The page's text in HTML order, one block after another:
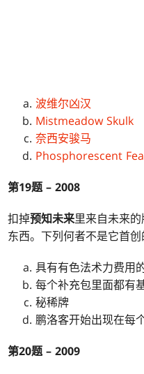
波维尔凶汉
Mistmeadow Skulk
奈西安骏马
Phosphorescent
第19题 – 2008
扣掉预知未来里来自未来的
东西。下列何者不是它首创
具有有色法术力费用
每个补充包里面都有
秘稀牌
鹏洛客开始出现在每
第20题 – 2009